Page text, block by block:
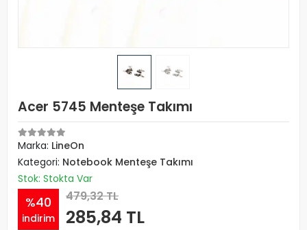
Acer 5745 Menteşe Takımı
Marka: LineOn
Kategori: Notebook Menteşe Takımı
Stok: Stokta Var
%40
indirim
479,32 TL
285,84 TL